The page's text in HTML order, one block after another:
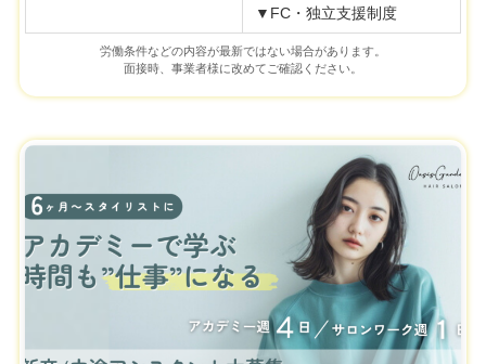
▼FC・独立支援制度
労働条件などの内容が最新ではない場合があります。
面接時、事業者様に改めてご確認ください。